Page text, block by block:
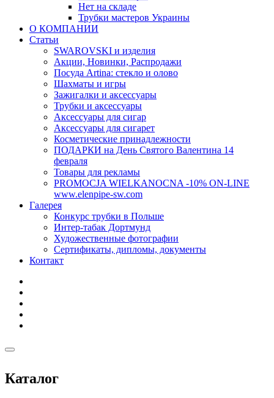
Нет на складе
Трубки мастеров Украины
О КОМПАНИИ
Статьи
SWAROVSKI и изделия
Акции, Новинки, Распродажи
Посуда Artina: стекло и олово
Шахматы и игры
Зажигалки и аксессуары
Трубки и аксессуары
Аксессуары для сигар
Аксессуары для сигарет
Косметические принадлежности
ПОДАРКИ на День Святого Валентина 14
февраля
Товары для рекламы
PROMOCJA WIELKANOCNA -10% ON-LINE
www.elenpipe-sw.com
Галерея
Конкурс трубки в Польше
Интер-табак Дортмунд
Художественные фотографии
Сертификаты, дипломы, документы
Контакт
Каталог